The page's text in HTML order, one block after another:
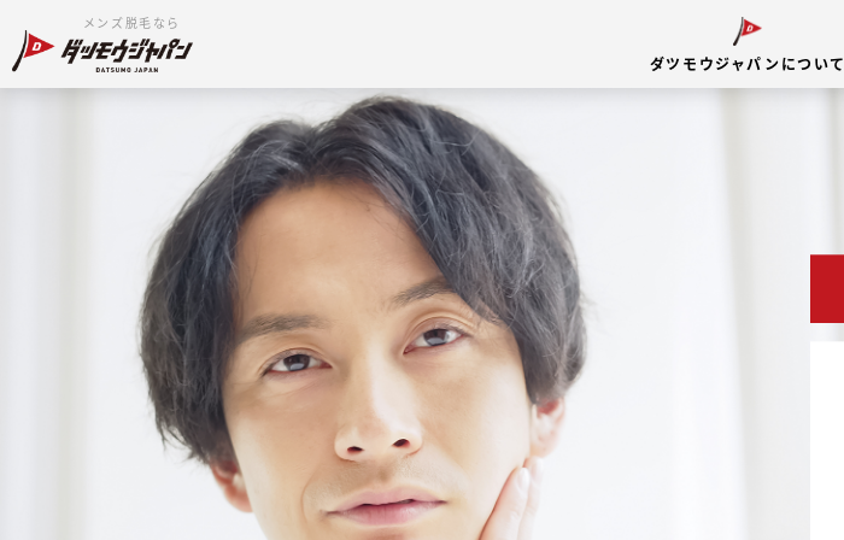
メンズ脱毛なら
ダツモウジャパンについて